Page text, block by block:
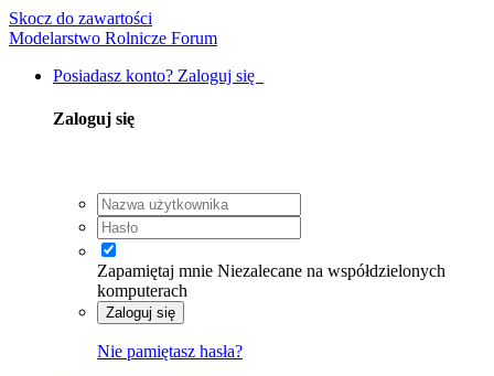
Skocz do zawartości
Modelarstwo Rolnicze Forum
Posiadasz konto? Zaloguj się
Zaloguj się
Zapamiętaj mnie Niezalecane na współdzielonych
komputerach
Zaloguj się
Nie pamiętasz hasła?